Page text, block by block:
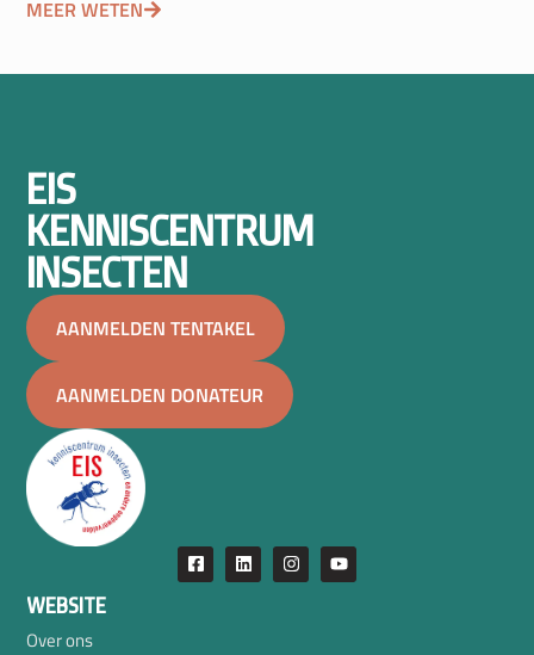
MEER WETEN
EIS
KENNISCENTRUM
INSECTEN
AANMELDEN TENTAKEL
AANMELDEN DONATEUR
WEBSITE
Over ons